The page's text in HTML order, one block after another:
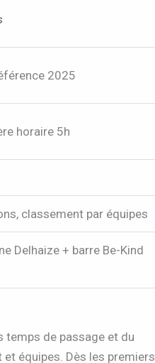
2025
horaire 5h
classement par équipes
Delhaize + barre Be-Kind
temps de passage et du
équipes. Dès les premiers